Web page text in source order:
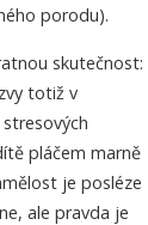
porodu).
skutečnost:
totiž v
pláčem marně
je posléze
ale pravda je